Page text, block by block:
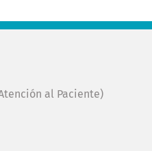
al Paciente)